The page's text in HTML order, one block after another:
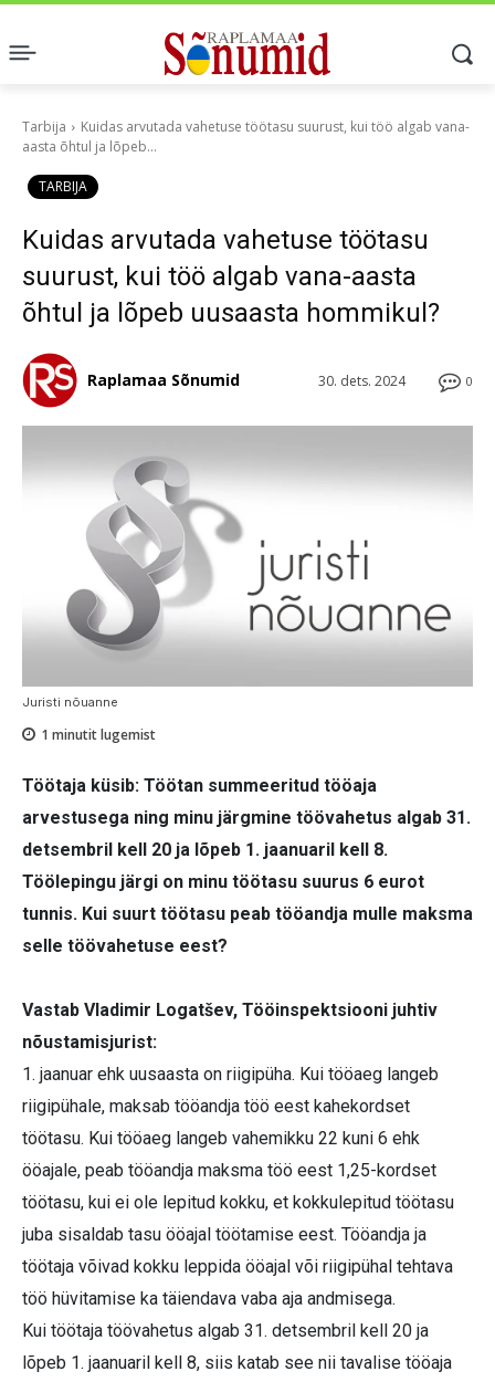
Tarbija
Kuidas arvutada vahetuse töötasu suurust, kui töö algab vana-
aasta õhtul ja lõpeb...
TARBIJA
Kuidas arvutada vahetuse töötasu
suurust, kui töö algab vana-aasta
õhtul ja lõpeb uusaasta hommikul?
0
30. dets. 2024
Raplamaa Sõnumid
Juristi nõuanne
1 minutit lugemist
Töötaja küsib: Töötan summeeritud tööaja
arvestusega ning minu järgmine töövahetus algab 31.
detsembril kell 20 ja lõpeb 1. jaanuaril kell 8.
Töölepingu järgi on minu töötasu suurus 6 eurot
tunnis. Kui suurt töötasu peab tööandja mulle maksma
selle töövahetuse eest?
Vastab Vladimir Logatšev, Tööinspektsiooni juhtiv
nõustamisjurist:
1. jaanuar ehk uusaasta on riigipüha. Kui tööaeg langeb
riigipühale, maksab tööandja töö eest kahekordset
töötasu. Kui tööaeg langeb vahemikku 22 kuni 6 ehk
ööajale, peab tööandja maksma töö eest 1,25-kordset
töötasu, kui ei ole lepitud kokku, et kokkulepitud töötasu
juba sisaldab tasu ööajal töötamise eest. Tööandja ja
töötaja võivad kokku leppida ööajal või riigipühal tehtava
töö hüvitamise ka täiendava vaba aja andmisega.
Kui töötaja töövahetus algab 31. detsembril kell 20 ja
lõpeb 1. jaanuaril kell 8, siis katab see nii tavalise tööaja